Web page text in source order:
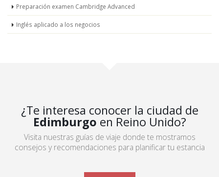
Preparación examen Cambridge Advanced
Inglés aplicado a los negocios
¿Te interesa conocer la ciudad de
Edimburgo en Reino Unido?
Visita nuestras guías de viaje donde te mostramos
consejos y recomendaciones para planificar tu estancia